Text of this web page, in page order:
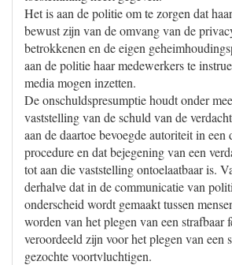
Het is aan de politie om te zorgen dat
bewust zijn van de omvang van de
betrokkenen en de eigen
aan de politie haar medewerkers te
media mogen inzetten.
De onschuldspresumptie houdt onder
vaststelling van de schuld van de
aan de daartoe bevoegde autoriteit in een
procedure en dat bejegening van een
tot aan die vaststelling ontoelaatbaar is.
derhalve dat in de communicatie van
onderscheid wordt gemaakt tussen
worden van het plegen van een strafbaar
veroordeeld zijn voor het plegen van een
gezochte voortvluchtigen.